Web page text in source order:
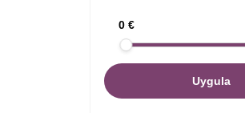
0 €
Uygula